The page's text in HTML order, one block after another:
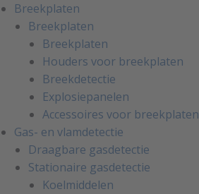
Breekplaten
Breekplaten
Breekplaten
Houders voor breekplaten
Breekdetectie
Explosiepanelen
Accessoires voor breekplaten
Gas- en vlamdetectie
Draagbare gasdetectie
Stationaire gasdetectie
Koelmiddelen